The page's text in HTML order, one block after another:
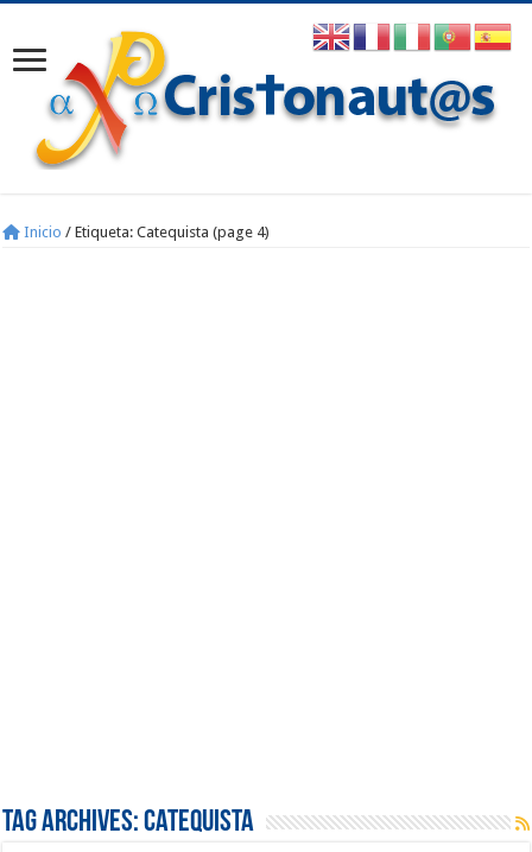
Inicio / Etiqueta:Catequista (page 4)
Tag Archives:Catequista